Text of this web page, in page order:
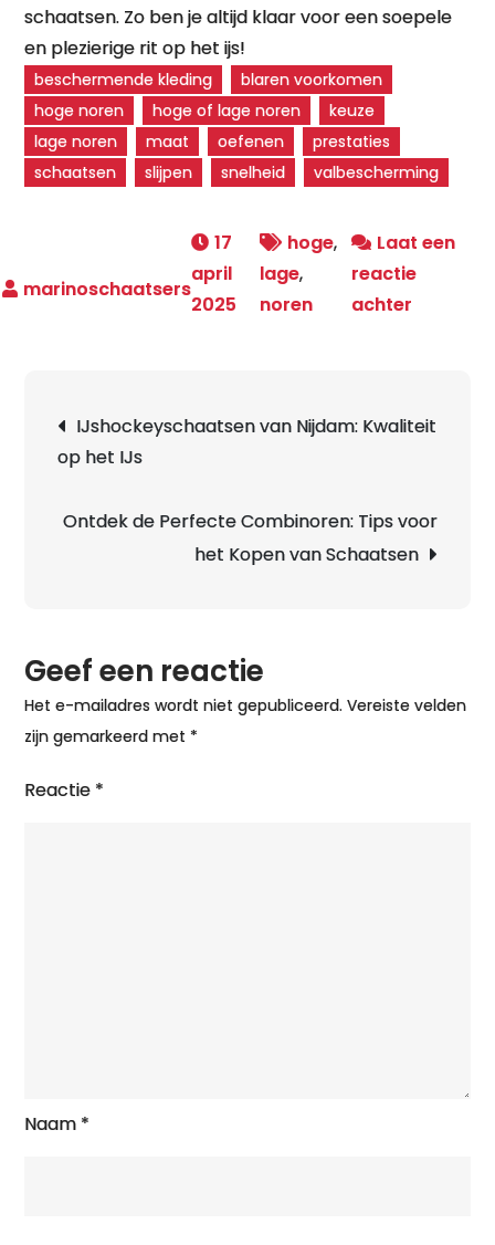
schaatsen. Zo ben je altijd klaar voor een soepele
en plezierige rit op het ijs!
beschermende kleding
blaren voorkomen
hoge noren
hoge of lage noren
keuze
lage noren
maat oefenen
prestaties
schaatsen
slijpen snelheid valbescherming
17
april
2025
hoge,
lage,
noren
Laat een
reactie
achterop
Noren:
Passen
het
IJshockeyschaatsen van Nijdam: Kwaliteit
op het IJs
Ontdek de Perfecte Combinoren: Tips voor
het Kopen van Schaatsen
Geef een reactie
Het e-mailadres wordt niet gepubliceerd. Vereiste velden
zijn gemarkeerd met *
Reactie *
Naam *